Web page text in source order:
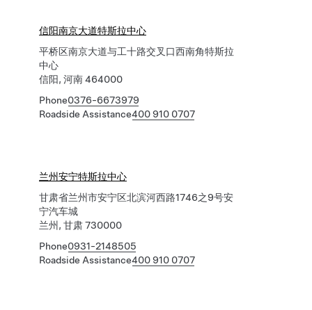
信阳南京大道特斯拉中心
平桥区南京大道与工十路交叉口西南角特斯拉
中心
信阳, 河南 464000
Phone0376-6673979
Roadside Assistance400 910 0707
兰州安宁特斯拉中心
甘肃省兰州市安宁区北滨河西路1746之9号安
宁汽车城
兰州, 甘肃 730000
Phone0931-2148505
Roadside Assistance400 910 0707